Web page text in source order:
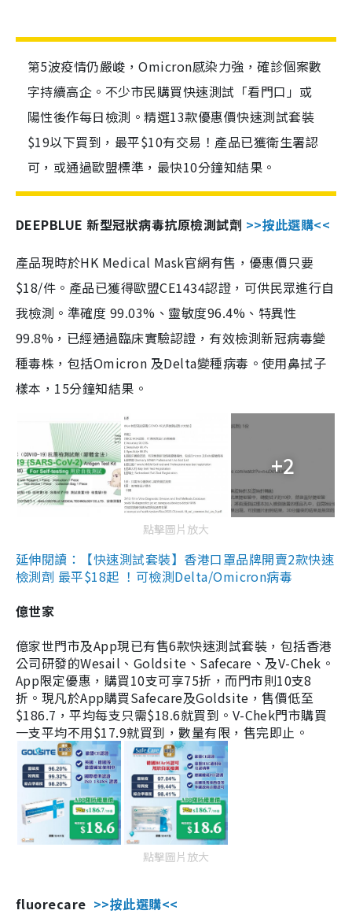
第5波疫情仍嚴峻，Omicron感染力強，確診個案數
字持續高企。不少市民購買快速測試「看門口」或
陽性後作每日檢測。精選13款優惠價快速測試套裝
$19以下買到，最平$10有交易！產品已獲衛生署認
可，或通過歐盟標準，最快10分鐘知結果。
DEEPBLUE 新型冠狀病毒抗原檢測試劑 >>按此選購<<
產品現時於HK Medical Mask官網有售，優惠價只要
$18/件。產品已獲得歐盟CE1434認證，可供民眾進行自
我檢測。準確度 99.03%、靈敏度96.4%、特異性
99.8%，已經通過臨床實驗認證，有效檢測新冠病毒變
種毒株，包括Omicron 及Delta變種病毒。使用鼻拭子
樣本，15分鐘知結果。
+2
點擊圖片放大
延伸閱讀：【快速測試套裝】香港口罩品牌開賣2款快速
檢測劑 最平$18起 ！可檢測Delta/Omicron病毒
億世家
億家世門市及App現已有售6款快速測試套裝，包括香港
公司研發的Wesail、Goldsite、Safecare、及V-Chek。
App限定優惠，購買10支可享75折，而門市則10支8
折。現凡於App購買Safecare及Goldsite，售價低至
$186.7，平均每支只需$18.6就買到。V-Chek門市購買
一支平均不用$17.9就買到，數量有限，售完即止。
點擊圖片放大
fluorecare >>按此選購<<